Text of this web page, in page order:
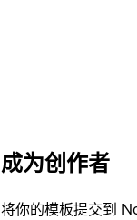
成为创作者
将你的模板提交到